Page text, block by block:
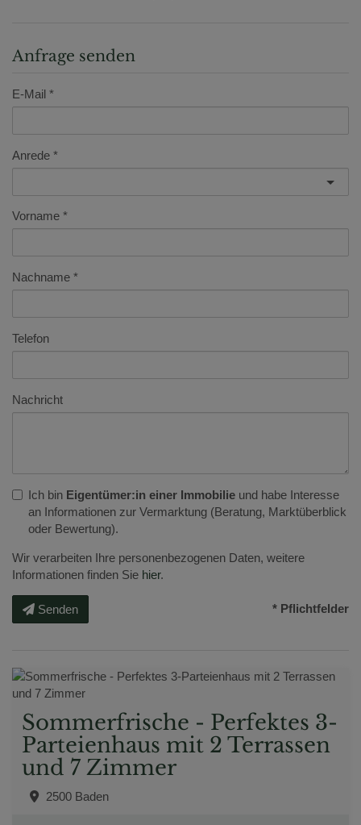
Anfrage senden
E-Mail
Anrede
Vorname
Nachname
Telefon
Nachricht
Ich bin Eigentümer:in einer Immobilie und habe Interesse
an Informationen zur Vermarktung (Beratung, Marktüberblick
oder Bewertung).
Wir verarbeiten Ihre personenbezogenen Daten, weitere
Informationen finden Sie hier.
Senden * Pflichtfelder
Sommerfrische - Perfektes 3-
Parteienhaus mit 2 Terrassen
und 7 Zimmer
2500 Baden